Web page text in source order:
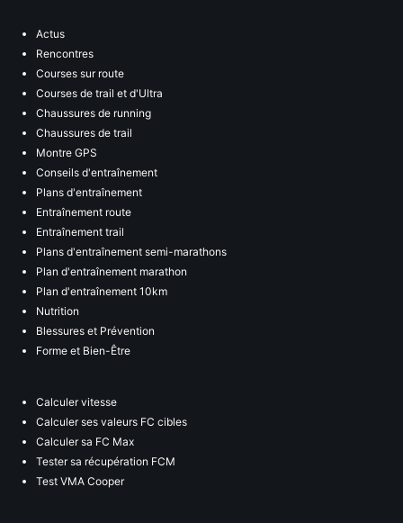
Actus
Rencontres
Courses sur route
Courses de trail et d'Ultra
Chaussures de running
Chaussures de trail
Montre GPS
Conseils d'entraînement
Plans d'entraînement
Entraînement route
Entraînement trail
Plans d'entraînement semi-marathons
Plan d'entraînement marathon
Plan d'entraînement 10km
Nutrition
Blessures et Prévention
Forme et Bien-Être
Calculer vitesse
Calculer ses valeurs FC cibles
Calculer sa FC Max
Tester sa récupération FCM
Test VMA Cooper